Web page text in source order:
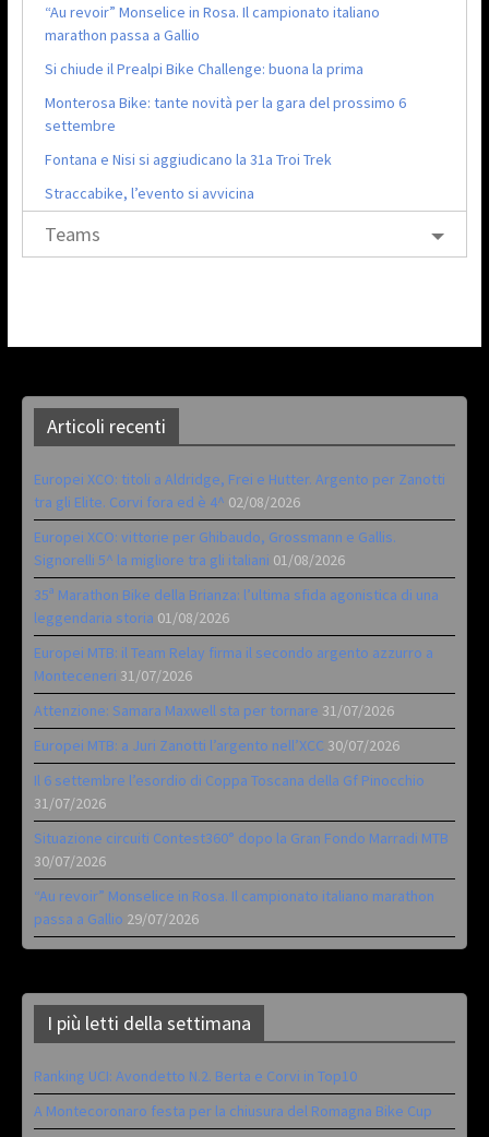
“Au revoir” Monselice in Rosa. Il campionato italiano
marathon passa a Gallio
Si chiude il Prealpi Bike Challenge: buona la prima
Monterosa Bike: tante novità per la gara del prossimo 6
settembre
Fontana e Nisi si aggiudicano la 31a Troi Trek
Straccabike, l’evento si avvicina
Teams
Articoli recenti
Europei XCO: titoli a Aldridge, Frei e Hutter. Argento per Zanotti
tra gli Elite. Corvi fora ed è 4^ 02/08/2026
Europei XCO: vittorie per Ghibaudo, Grossmann e Gallis.
Signorelli 5^ la migliore tra gli italiani 01/08/2026
35ª Marathon Bike della Brianza: l’ultima sfida agonistica di una
leggendaria storia 01/08/2026
Europei MTB: il Team Relay firma il secondo argento azzurro a
Monteceneri 31/07/2026
Attenzione: Samara Maxwell sta per tornare 31/07/2026
Europei MTB: a Juri Zanotti l’argento nell’XCC 30/07/2026
Il 6 settembre l’esordio di Coppa Toscana della Gf Pinocchio
31/07/2026
Situazione circuiti Contest360° dopo la Gran Fondo Marradi MTB
30/07/2026
“Au revoir” Monselice in Rosa. Il campionato italiano marathon
passa a Gallio 29/07/2026
I più letti della settimana
Ranking UCI: Avondetto N.2. Berta e Corvi in Top10
A Montecoronaro festa per la chiusura del Romagna Bike Cup